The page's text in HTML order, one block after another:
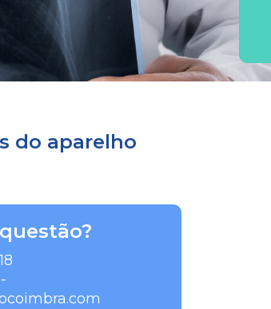
do aparelho